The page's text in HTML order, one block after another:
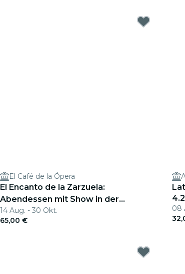
El Café de la Ópera
El Encanto de la Zarzuela:
Abendessen mit Show in der
Innenstadt von Madrid
14 Aug. - 30 Okt.
65,00 €
4.2
08